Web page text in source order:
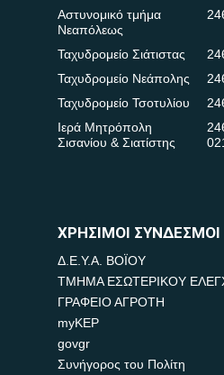
Αστυνομικό τμήμα
Νεαπόλεως
Ταχυδρομείο Σιάτιστας
Ταχυδρομείο Νεάπολης
Ταχυδρομείο Τσοτυλίου
Ιερά Μητρόπολη
Σισανίου & Σιατίστης
ΧΡΗΣΙΜΟΙ ΣΥΝΔΕΣΜΟΙ
Δ.Ε.Υ.Α. ΒΟΪΟΥ
ΤΜΗΜΑ ΕΣΩΤΕΡΙΚΟΥ
ΓΡΑΦΕΙΟ ΑΓΡΟΤΗ
myKEP
govgr
Συνήγορος του Πολίτη